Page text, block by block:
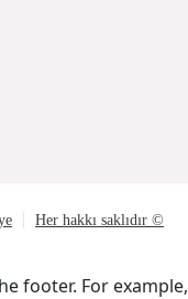
Her hakkı saklıdır ©
footer. For example,